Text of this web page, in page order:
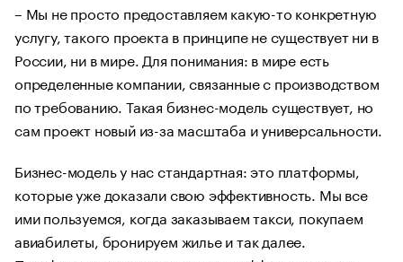
– Мы не просто предоставляем какую-то конкретную
услугу, такого проекта в принципе не существует ни в
России, ни в мире. Для понимания: в мире есть
определенные компании, связанные с производством
по требованию. Такая бизнес-модель существует, но
сам проект новый из-за масштаба и универсальности.
Бизнес-модель у нас стандартная: это платформы,
которые уже доказали свою эффективность. Мы все
ими пользуемся, когда заказываем такси, покупаем
авиабилеты, бронируем жилье и так далее.